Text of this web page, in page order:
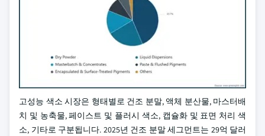
고성능 색소 시장은 형태별로 건조 분말, 액체 분산물, 마스터배
치 및 농축물, 페이스트 및 플러시 색소, 캡슐화 및 표면 처리 색
소, 기타로 구분됩니다. 2025년 건조 분말 세그먼트는 29억 달러